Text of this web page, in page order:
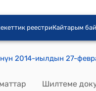
реестриКайтарым
Шилтеме